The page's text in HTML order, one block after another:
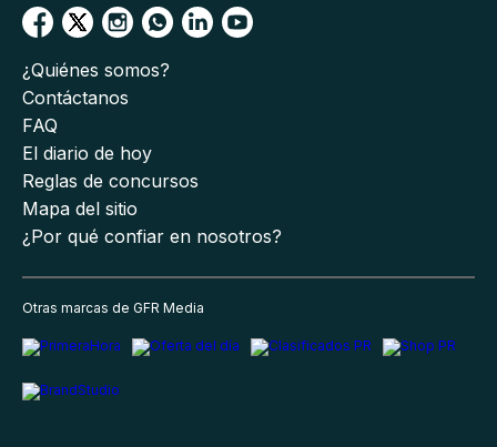
¿Quiénes somos?
Contáctanos
FAQ
El diario de hoy
Reglas de concursos
Mapa del sitio
¿Por qué confiar en nosotros?
Otras marcas de GFR Media